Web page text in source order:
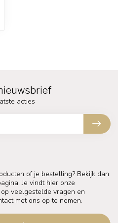
of je bestelling? Bekijk dan
Je vindt hier onze
veelgestelde vragen en
met ons op te nemen.
acties